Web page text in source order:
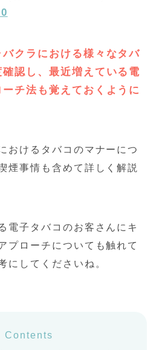
クラにおける様々なタバ
認し、最近増えている電
チ法も覚えておくように
おけるタバコのマナーにつ
煙事情も含めて詳しく解説
電子タバコのお客さんにキ
プローチについても触れて
にしてくださいね。
Contents